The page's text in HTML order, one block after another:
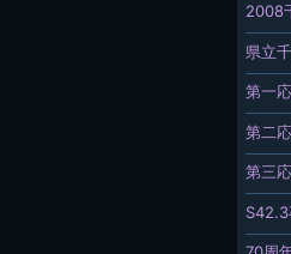
2008
県立
第一
第二
第三
S42.3